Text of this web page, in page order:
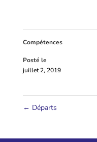
Compétences
Posté le
juillet 2, 2019
← Départs